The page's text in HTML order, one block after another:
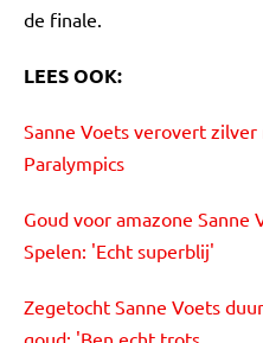
de finale.
LEES OOK:
Sanne Voets verovert
Paralympics
Goud voor amazone Sanne
Spelen: 'Echt superblij'
Zegetocht Sanne Voets
goud: 'Ben echt trots